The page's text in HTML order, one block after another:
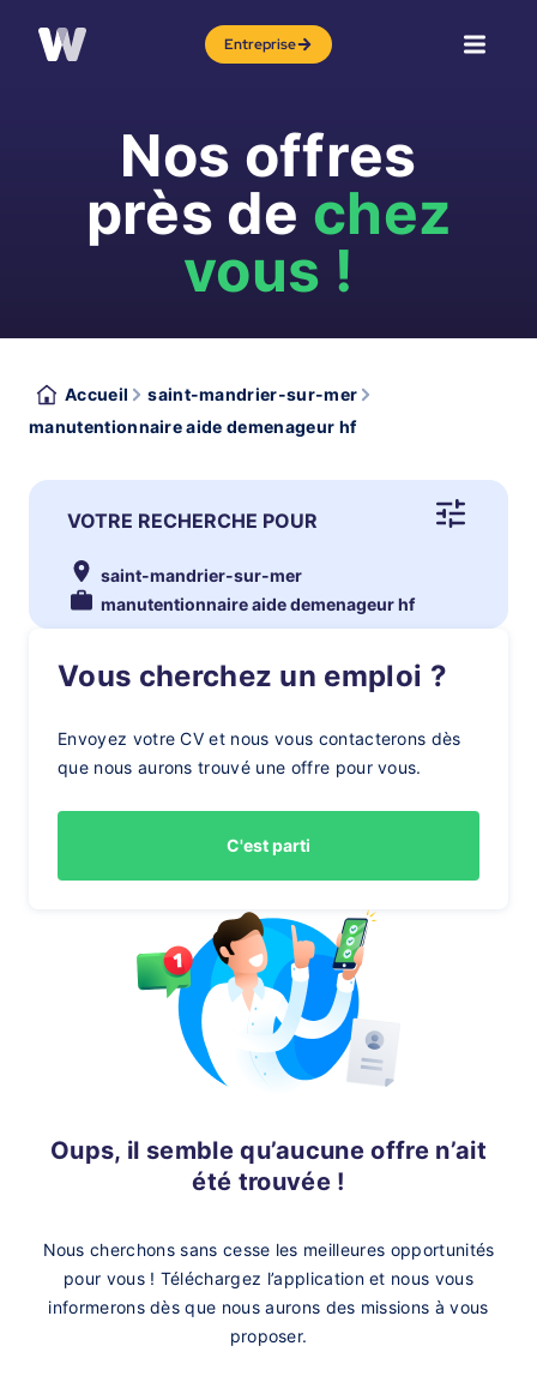
Entreprise
Nos offres
près de chez
vous !
Accueil
saint-mandrier-sur-mer
manutentionnaire aide demenageur hf
VOTRE RECHERCHE POUR
saint-mandrier-sur-mer
manutentionnaire aide demenageur hf
Vous cherchez un emploi ?
Envoyez votre CV et nous vous contacterons dès
que nous aurons trouvé une offre pour vous.
C'est parti
Oups, il semble qu’aucune offre n’ait
été trouvée !
Nous cherchons sans cesse les meilleures opportunités
pour vous ! Téléchargez l’application et nous vous
informerons dès que nous aurons des missions à vous
proposer.